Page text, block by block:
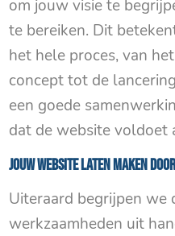
om jouw visie te
te bereiken. Dit
het hele proces, van
concept tot de
een goede
dat de website voldoet
Jouw website laten maken
Uiteraard begrijpen we
werkzaamheden uit